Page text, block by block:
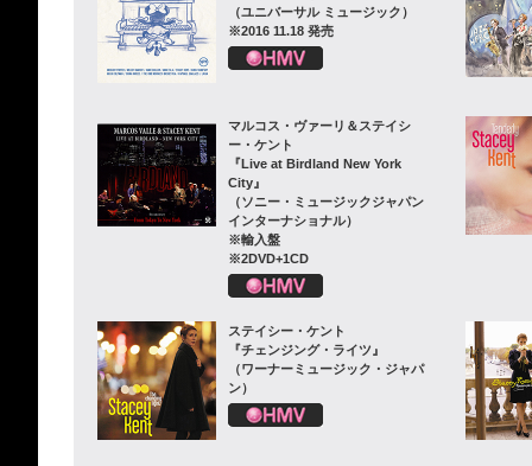
（ユニバーサル ミュージック）
※2016 11.18 発売
マルコス・ヴァーリ＆ステイシ
ー・ケント
『Live at Birdland New York
City』
（ソニー・ミュージックジャパン
インターナショナル）
※輸入盤
※2DVD+1CD
ステイシー・ケント
『チェンジング・ライツ』
（ワーナーミュージック・ジャパ
ン）